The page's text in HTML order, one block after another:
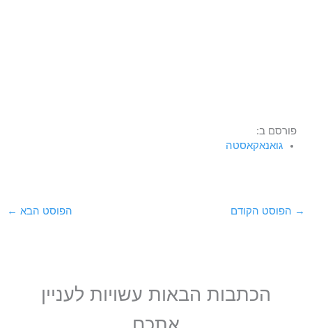
פורסם ב:
גואנאקאסטה
→ הפוסט הקודם הפוסט הבא ←
הכתבות הבאות עשויות לעניין